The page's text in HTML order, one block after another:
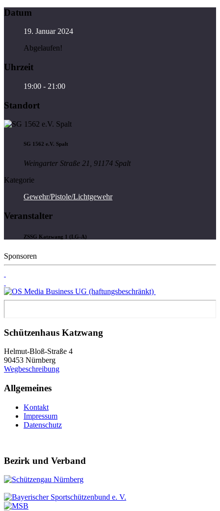
Datum
19. Januar 2024
Abgelaufen!
Uhrzeit
19:00 - 21:00
Standort
SG 1562 e.V. Spalt
Weingarter Straße 21, 91174 Spalt
Kategorie
Gewehr/Pistole/Lichtgewehr
Veranstalter
ZSSG Katzwang 1 (LG-A)
Sponsoren
Schützenhaus Katzwang
Helmut-Bloß-Straße 4
90453 Nürnberg
Wegbeschreibung
Allgemeines
Kontakt
Impressum
Datenschutz
Bezirk und Verband